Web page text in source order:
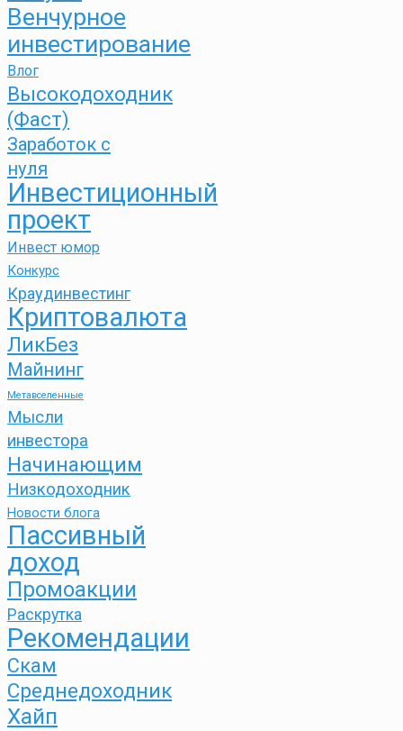
Венчурное
инвестирование
Влог
Высокодоходник
(Фаст)
Заработок с
нуля
Инвестиционный
проект
Инвест юмор
Конкурс
Краудинвестинг
Криптовалюта
ЛикБез
Майнинг
Метавселенные
Мысли
инвестора
Начинающим
Низкодоходник
Новости блога
Пассивный
доход
Промоакции
Раскрутка
Рекомендации
Скам
Среднедоходник
Хайп